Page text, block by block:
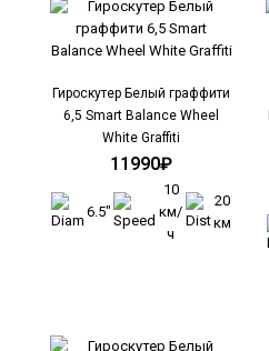
Гироскутер Smart
Гироскутер Белый граффити
6,5 Smart Balance Wheel
White Graffiti
11990₽
6.5"
10
км/
ч
20
км